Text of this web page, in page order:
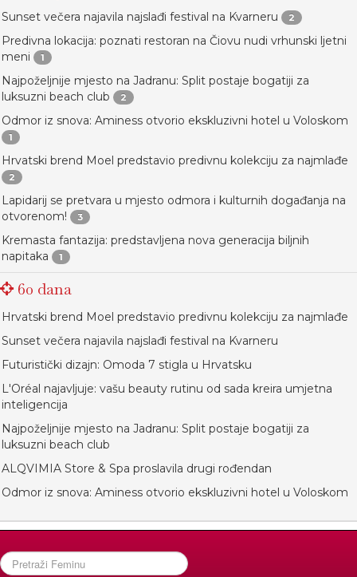
Sunset večera najavila najslađi festival na Kvarneru 2
Predivna lokacija: poznati restoran na Čiovu nudi vrhunski ljetni
meni
1
Najpoželjnije mjesto na Jadranu: Split postaje bogatiji za
luksuzni beach club
2
Odmor iz snova: Aminess otvorio ekskluzivni hotel u Voloskom
1
Hrvatski brend Moel predstavio predivnu kolekciju za najmlađe
2
Lapidarij se pretvara u mjesto odmora i kulturnih događanja na
otvorenom!
3
Kremasta fantazija: predstavljena nova generacija biljnih
napitaka
1
60 dana
Hrvatski brend Moel predstavio predivnu kolekciju za najmlađe
Sunset večera najavila najslađi festival na Kvarneru
Futuristički dizajn: Omoda 7 stigla u Hrvatsku
L'Oréal najavljuje: vašu beauty rutinu od sada kreira umjetna
inteligencija
Najpoželjnije mjesto na Jadranu: Split postaje bogatiji za
luksuzni beach club
ALQVIMIA Store & Spa proslavila drugi rođendan
Odmor iz snova: Aminess otvorio ekskluzivni hotel u Voloskom